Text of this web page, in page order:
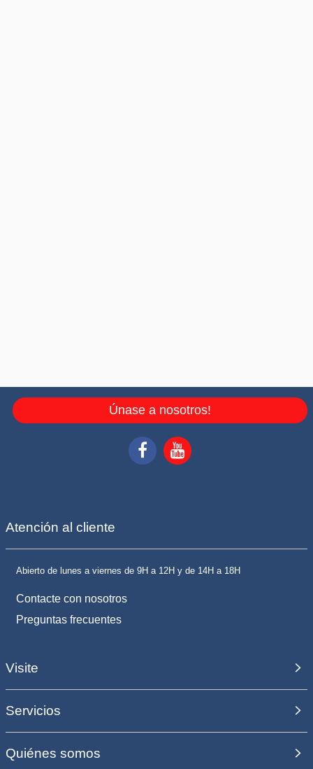
Únase a nosotros!
Atención al cliente
Abierto de lunes a viernes de 9H a 12H y de 14H a 18H
Contacte con nosotros
Preguntas frecuentes
Visite
Servicios
Quiénes somos